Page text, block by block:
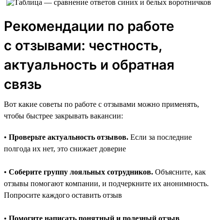
Рекомендации по работе
с отзывами: честность,
актуальность и обратная
связь
Вот какие советы по работе с отзывами можно применять,
чтобы быстрее закрывать вакансии:
• Проверьте актуальность отзывов. Если за последние
полгода их нет, это снижает доверие
• Соберите группу лояльных сотрудников. Объясните, как
отзывы помогают компании, и подчеркните их анонимность.
Попросите каждого оставить отзыв
• Помогите написать понятный и полезный отзыв